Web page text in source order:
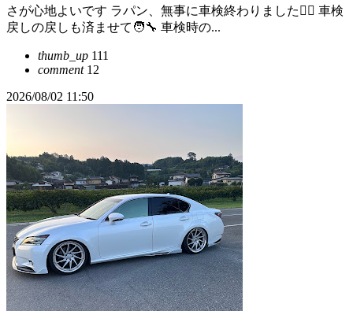
さが心地よいです ラパン、無事に車検終わりました😮‍💨 車検
戻しの戻しも済ませて🧑‍🔧 車検時の...
thumb_up 111
comment12
2026/08/02 11:50